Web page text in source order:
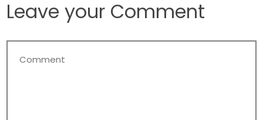
Leave your Comment